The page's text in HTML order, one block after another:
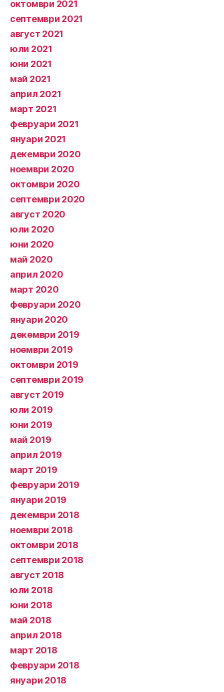
октомври 2021
септември 2021
август 2021
юли 2021
юни 2021
май 2021
април 2021
март 2021
февруари 2021
януари 2021
декември 2020
ноември 2020
октомври 2020
септември 2020
август 2020
юли 2020
юни 2020
май 2020
април 2020
март 2020
февруари 2020
януари 2020
декември 2019
ноември 2019
октомври 2019
септември 2019
август 2019
юли 2019
юни 2019
май 2019
април 2019
март 2019
февруари 2019
януари 2019
декември 2018
ноември 2018
октомври 2018
септември 2018
август 2018
юли 2018
юни 2018
май 2018
април 2018
март 2018
февруари 2018
януари 2018